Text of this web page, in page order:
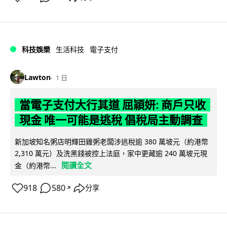
科技娛樂 生活科技 電子支付
Lawton 1 日
當電子支付大行其道 屈穎妍: 商戶只收
現金 唯一可能是逃稅 倡稅局主動調查
新加坡知名粥店明輝田雞粥老闆涉逃稅逾 380 萬坡元（約港幣
2,310 萬元）及洗黑錢被控上法庭，家中更藏逾 240 萬坡元現
金（約港幣...
閱讀全文
918 580 ↗ 分享